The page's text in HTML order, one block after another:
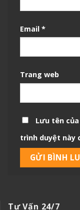
Email *
Trang web
Lưu tên
trình duyệt này
Tư Vấn 24/7